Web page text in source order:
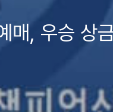
매, 우승 상